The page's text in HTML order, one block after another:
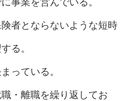
険者とならないような短時
る。
っている。
・離職を繰り返してお